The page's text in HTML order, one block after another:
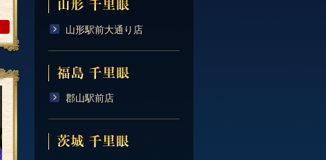
山形駅前大通り店
郡山駅前店